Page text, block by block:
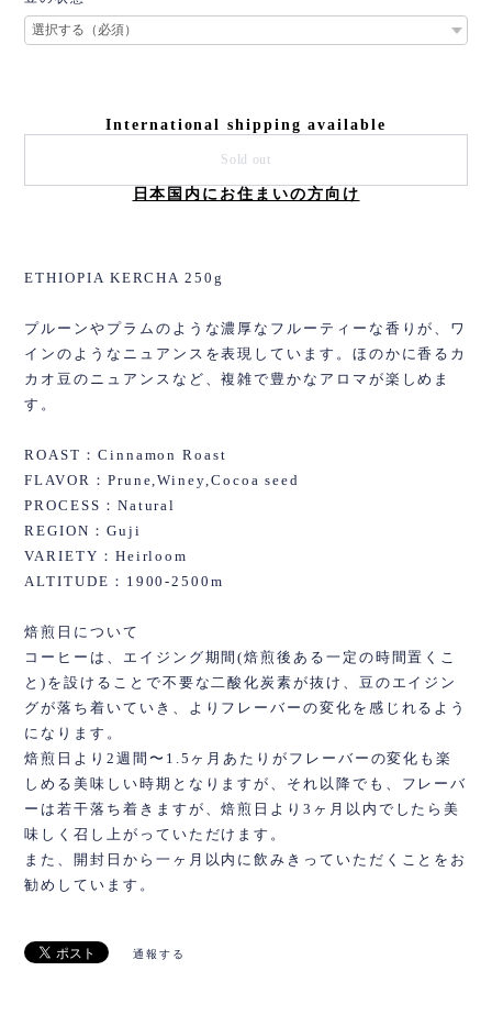
International shipping available
Sold out
日本国内にお住まいの方向け
ETHIOPIA KERCHA 250g
プルーンやプラムのような濃厚なフルーティーな香りが、ワ
インのようなニュアンスを表現しています。ほのかに香るカ
カオ豆のニュアンスなど、複雑で豊かなアロマが楽しめま
す。
ROAST：Cinnamon Roast
FLAVOR：Prune,Winey,Cocoa seed
PROCESS：Natural
REGION：Guji
VARIETY：Heirloom
ALTITUDE：1900-2500m
焙煎日について
コーヒーは、エイジング期間(焙煎後ある一定の時間置くこ
と)を設けることで不要な二酸化炭素が抜け、豆のエイジン
グが落ち着いていき、よりフレーバーの変化を感じれるよう
になります。
焙煎日より2週間〜1.5ヶ月あたりがフレーバーの変化も楽
しめる美味しい時期となりますが、それ以降でも、フレーバ
ーは若干落ち着きますが、焙煎日より3ヶ月以内でしたら美
味しく召し上がっていただけます。
また、開封日から一ヶ月以内に飲みきっていただくことをお
勧めしています。
通報する